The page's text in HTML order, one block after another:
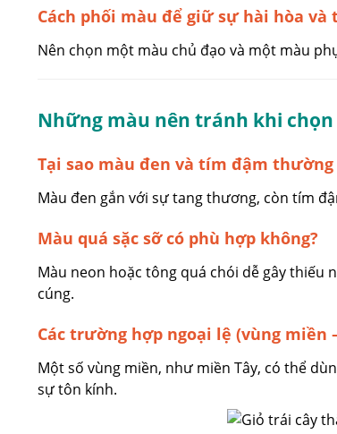
Cách phối màu để giữ sự hài hòa và
Nên chọn một màu chủ đạo và một màu
Những màu nên tránh khi
Tại sao màu đen và tím đậm thường
Màu đen gắn với sự tang thương, còn tím
Màu quá sặc sỡ có phù hợp không?
Màu neon hoặc tông quá chói dễ gây
cúng.
Các trường hợp ngoại lệ (vùng miền
Một số vùng miền, như miền Tây, có thể
sự tôn kính.